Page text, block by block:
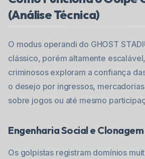
(Análise Técnica)
O modus operandi do GHOST
clássico, porém altamente
criminosos exploram a confiança
o desejo por ingressos,
sobre jogos ou até mesmo
Engenharia Social e
Os golpistas registram domínios